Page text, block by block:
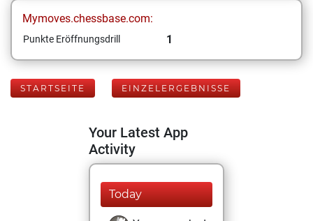
Mymoves.chessbase.com:
Punkte Eröffnungsdrill 1
STARTSEITE EINZELERGEBNISSE
Your Latest App
Activity
Today